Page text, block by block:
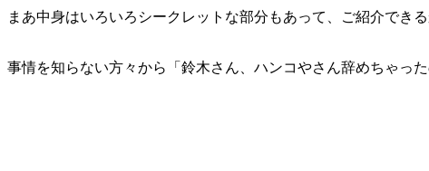
まあ中身はいろいろシークレットな部分もあって、ご紹介でき
事情を知らない方々から「鈴木さん、ハンコやさん辞めちゃっ